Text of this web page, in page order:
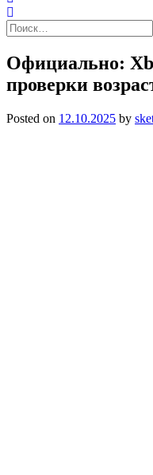
Найти:
Официально:
проверки
Posted on 12.10.2025 by